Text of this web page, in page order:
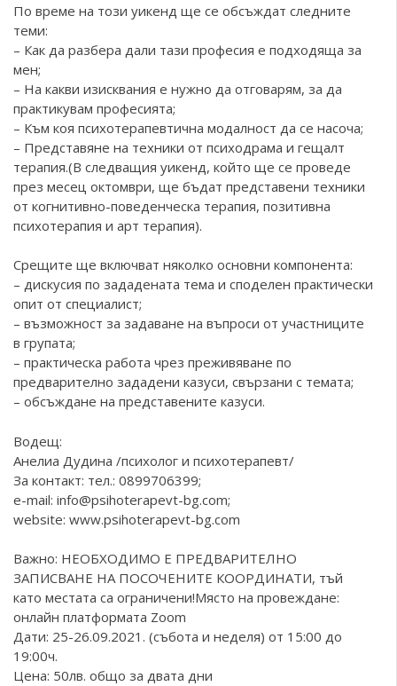
По време на този уикенд ще се обсъждат следните
теми:
– Как да разбера дали тази професия е подходяща за
мен;
– На какви изисквания е нужно да отговарям, за да
практикувам професията;
– Към коя психотерапевтична модалност да се насоча;
– Представяне на техники от психодрама и гещалт
терапия.(В следващия уикенд, който ще се проведе
през месец октомври, ще бъдат представени техники
от когнитивно-поведенческа терапия, позитивна
психотерапия и арт терапия).
Срещите ще включват няколко основни компонента:
– дискусия по зададената тема и споделен практически
опит от специалист;
– възможност за задаване на въпроси от участниците
в групата;
– практическа работа чрез преживяване по
предварително зададени казуси, свързани с темата;
– обсъждане на представените казуси.
Водещ:
Анелиа Дудина /психолог и психотерапевт/
За контакт: тел.: 0899706399;
e-mail: info@psihoterapevt-bg.com;
website: www.psihoterapevt-bg.com
Важно: НЕОБХОДИМО Е ПРЕДВАРИТЕЛНО
ЗАПИСВАНЕ НА ПОСОЧЕНИТЕ КООРДИНАТИ, тъй
като местата са ограничени!Място на провеждане:
онлайн платформата Zoom
Дати: 25-26.09.2021. (събота и неделя) от 15:00 до
19:00ч.
Цена: 50лв. общо за двата дни